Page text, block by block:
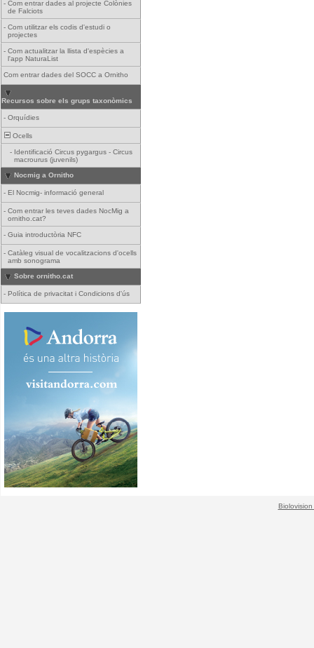
- Com entrar dades al projecte Colònies
de Falciots
- Com utilitzar els codis d'estudi o
projectes
- Com actualitzar la llista d'espècies a
l'app NaturaList
Com entrar dades del SOCC a Ornitho
Recursos sobre els grups taxonòmics
- Orquídies
Ocells
- Identificació Circus pygargus - Circus
macrourus (juvenils)
Nocmig a Ornitho
- El Nocmig- informació general
- Com entrar les teves dades NocMig a
ornitho.cat?
- Guia introductòria NFC
- Catàleg visual de vocalitzacions d'ocells
amb sonograma
Sobre ornitho.cat
- Política de privacitat i Condicions d'ús
Biolovision